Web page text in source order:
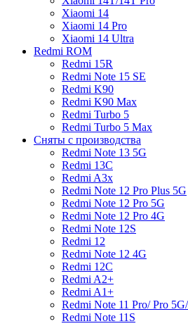
Xiaomi 14
Xiaomi 14 Pro
Xiaomi 14 Ultra
Redmi ROM
Redmi 15R
Redmi Note 15 SE
Redmi K90
Redmi K90 Max
Redmi Turbo 5
Redmi Turbo 5 Max
Сняты с производства
Redmi Note 13 5G
Redmi 13C
Redmi A3x
Redmi Note 12 Pro Plus 5G
Redmi Note 12 Pro 5G
Redmi Note 12 Pro 4G
Redmi Note 12S
Redmi 12
Redmi Note 12 4G
Redmi 12C
Redmi A2+
Redmi A1+
Redmi Note 11 Pro/ Pro
Redmi Note 11S